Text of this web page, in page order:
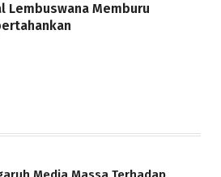
Lembuswana Memburu